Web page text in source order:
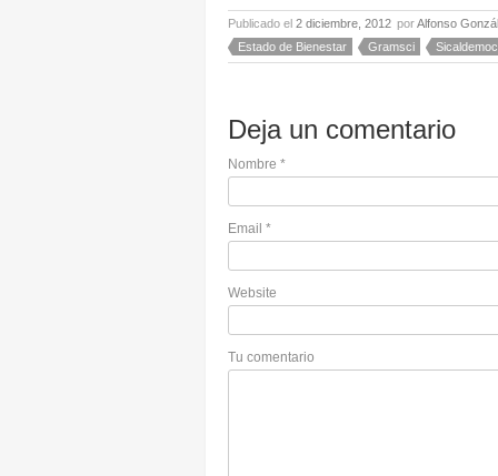
Publicado el 2 diciembre, 2012 porAlfonso
Estado de Bienestar
Gramsci
Deja un comentario
Nombre *
Email *
Website
Tu comentario